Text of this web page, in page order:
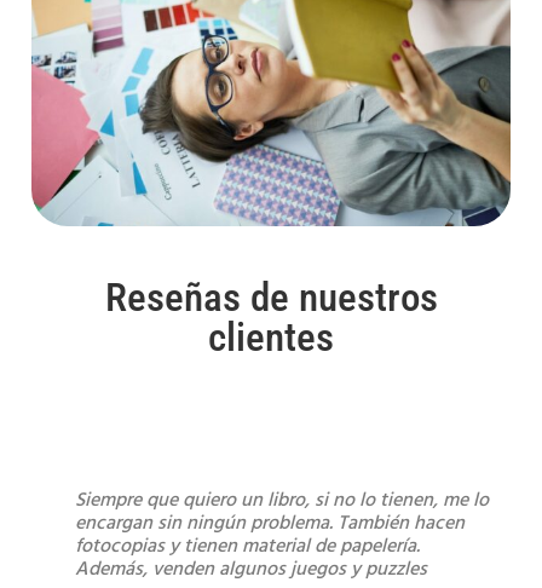
Reseñas de nuestros
clientes
un libro, si no lo tienen, me lo
problema. También hacen
material de papelería.
algunos juegos y puzzles
Librería de toda la vida.
tienen lo traen. Libros
escolar y para realizar
sacar fotocopias.